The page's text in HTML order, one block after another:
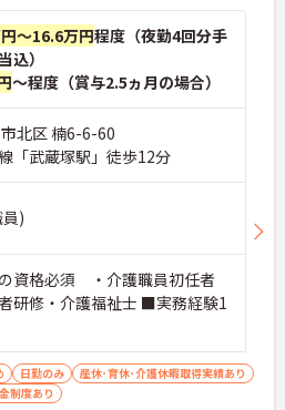
～16.6万円程度（夜勤4回分手
込）
～程度（賞与2.5ヵ月の場合）
北区 楠6-6-60
「武蔵塚駅」徒歩12分
)
資格必須 ・介護職員初任者
研修・介護福祉士 ■実務経験1
日勤のみ
産休･育休･介護休暇取得実績あり
制度あり